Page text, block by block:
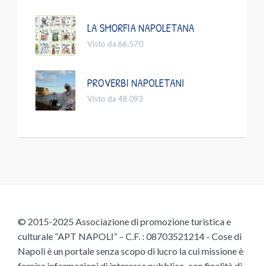
LA SMORFIA NAPOLETANA
Visto da 66.570
PROVERBI NAPOLETANI
Visto da 48.093
© 2015-2025 Associazione di promozione turistica e
culturale “APT NAPOLI” – C.F. : 08703521214 - Cose di
Napoli è un portale senza scopo di lucro la cui missione è